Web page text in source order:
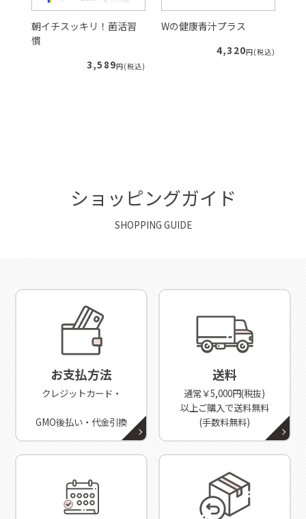
朝イチスッキリ！菌活習
慣
3,589円(税込)
Wの健康青汁プラス
4,320円(税込)
ショッピングガイド
SHOPPING GUIDE
お支払方法
クレジットカード・
GMO後払い・代金引換
送料
通常￥5,000円(税抜)
以上ご購入で送料無料
(手数料無料)